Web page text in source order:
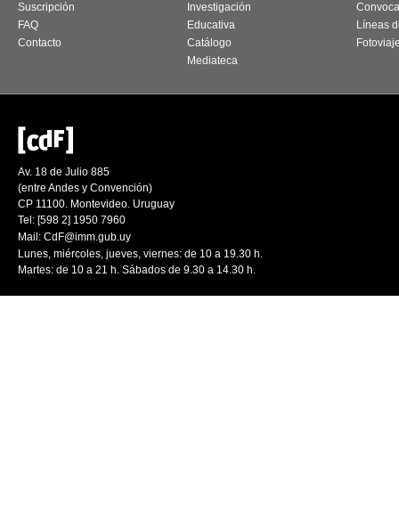
Suscripción
FAQ
Contacto
Investigación
Educativa
Catálogo
Mediateca
Líneas
Av. 18 de Julio 885
(entre Andes y Convención)
CP 11100. Montevideo. Uruguay
Tel: [598 2] 1950 7960
Mail: CdF@imm.gub.uy
Lunes, miércoles, jueves, viernes: de 10 a 19.30 h.
Martes: de 10 a 21 h. Sábados de 9.30 a 14.30 h.